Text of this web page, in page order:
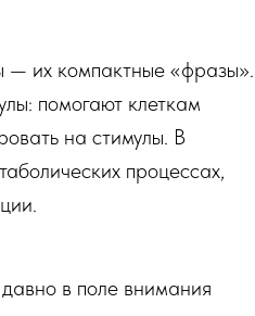
— их компактные «фразы».
помогают клеткам
на стимулы. В
процессах,
в поле внимания